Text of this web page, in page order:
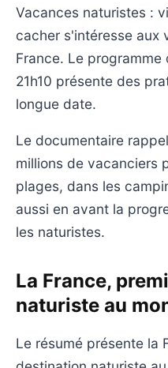
Vacances naturistes :
cacher s'intéresse aux
France. Le
21h10 présente des
longue date.
Le documentaire
millions de vacanciers
plages, dans les
aussi en avant la
les naturistes.
La France,
naturiste au
Le résumé présente la